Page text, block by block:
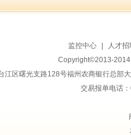
监控中心
人才招
Copyright©2013-
江区曙光支路128号福州农商银行总
交易报单电话